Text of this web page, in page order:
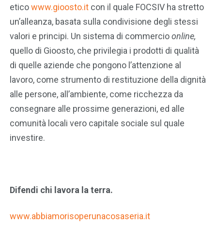
eticowww.gioosto.it con il quale FOCSIV ha stretto
un’alleanza, basata sulla condivisione degli stessi
valori e principi. Un sistema di commercioonline,
quello di Gioosto, che privilegia i prodotti di qualità
di quelle aziende che pongono l’attenzione al
lavoro, come strumento di restituzione della dignità
alle persone, all’ambiente, come ricchezza da
consegnare alle prossime generazioni, ed alle
comunità locali vero capitale sociale sul quale
investire.
Difendi chi lavora la terra.
www.abbiamorisoperunacosaseria.it